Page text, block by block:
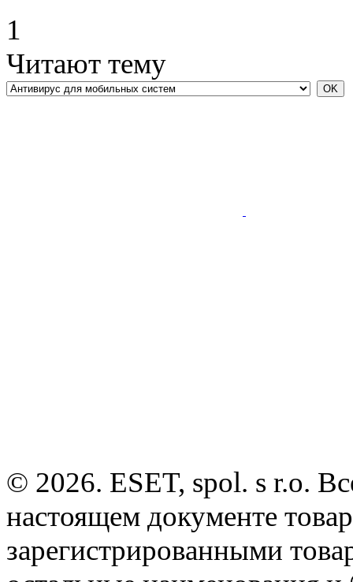
1
Читают тему
© 2026. ESET, spol. s r.o.
настоящем документе
зарегистрированными